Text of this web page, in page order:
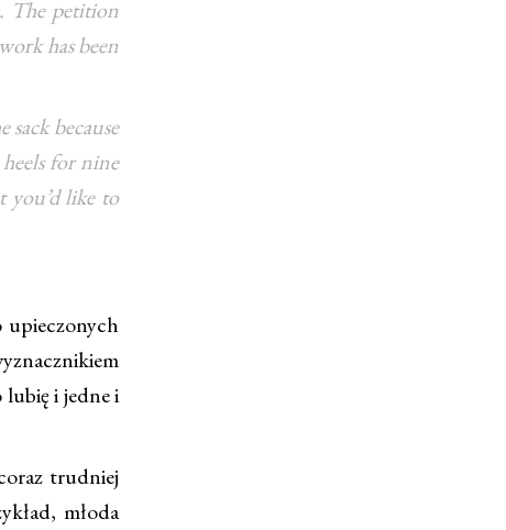
The petition
has been
because
for nine
you’d like to
upieczonych
i jedne i
trudniej
młoda